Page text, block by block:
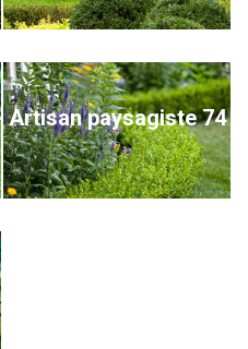
Artisan paysagiste 74